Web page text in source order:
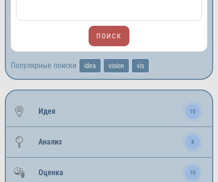
Популярные поиски idea vision vis
Идея 10
Анализ 8
Оценка 10